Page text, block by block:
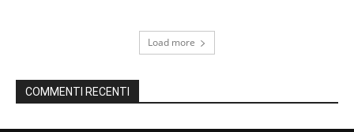
Load more
COMMENTI RECENTI